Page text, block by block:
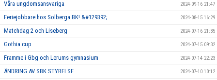
Våra ungdomsansvariga 2024-09-16 21:47
Feriejobbare hos Solberga BK! &#129392; 2024-08-15 16:29
Matchdag 2 och Liseberg 2024-07-16 21:35
Gothia cup 2024-07-15 09:32
Framme i Gbg och Lerums gymnasium 2024-07-14 22:23
ÄNDRING AV SBK STYRELSE 2024-07-10 10:12